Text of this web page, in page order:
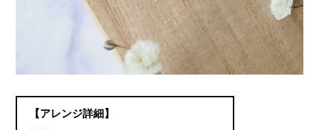
【アレンジ詳細】